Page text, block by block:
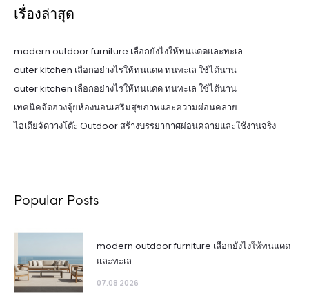
เรื่องล่าสุด
modern outdoor furniture เลือกยังไงให้ทนแดดและทะเล
outer kitchen เลือกอย่างไรให้ทนแดด ทนทะเล ใช้ได้นาน
outer kitchen เลือกอย่างไรให้ทนแดด ทนทะเล ใช้ได้นาน
เทคนิคจัดฮวงจุ้ยห้องนอนเสริมสุขภาพและความผ่อนคลาย
ไอเดียจัดวางโต๊ะ Outdoor สร้างบรรยากาศผ่อนคลายและใช้งานจริง
Popular Posts
modern outdoor furniture เลือกยังไงให้ทนแดด
และทะเล
07.08 2026